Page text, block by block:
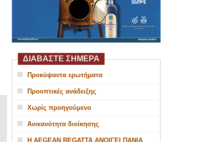
ΔΙΑΒΑΣΤΕ ΣΗΜΕΡΑ
Προκύψαντα ερωτήματα
Προοπτικές ανάδειξης
Χωρίς προηγούμενο
Ανικανότητα διοίκησης
Η AEGEAN REGATTA ΑΝΟΙΓΕΙ ΠΑΝΙΑ